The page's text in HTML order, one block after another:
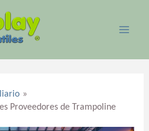
Proveedores de Trampoline